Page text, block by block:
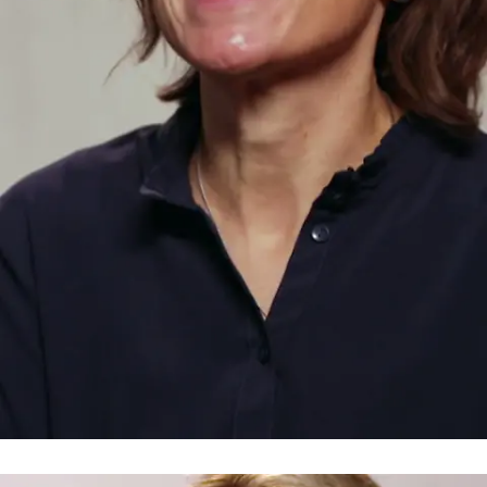
Keine Putzfrau